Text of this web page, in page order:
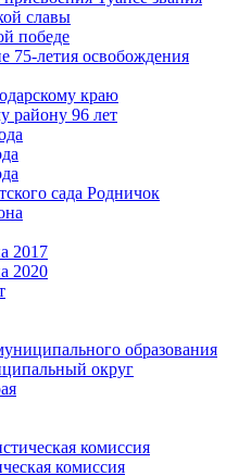
славы
победе
75-летия освобождения
краю
району 96 лет
сада Родничок
2017
2020
образования
округ
комиссия
комиссия